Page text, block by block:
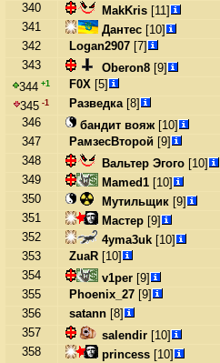
340
MakKris [11]
341
Дантес [10]
342
Logan2907 [7]
343
Oberon8 [9]
344 +1 F0X [5]
345 -1 Разведка[8]
346
бандит вояж[10]
347
РамзесВторой [9]
348
Вальтер Эгого [10]
349
Mamed1 [10]
350
Мутильщик [9]
351
Мастер [9]
352
4yma3uk [10]
353
ZuaR [10]
354
v1per [9]
355
Phoenix_27 [9]
356
satann [8]
357
salendir [10]
358
princess [10]